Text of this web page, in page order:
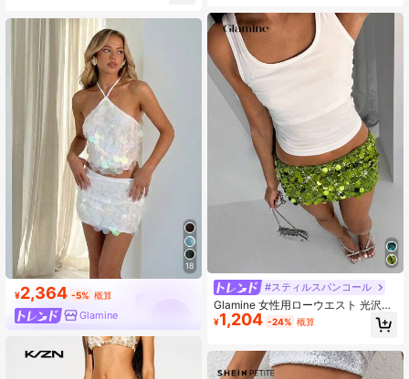
18
¥2,364 -5% 概算
Glamine
#スティルスパンコール
Glamine 女性用ローウエスト 光沢あ
るシーケンスボディコンミニスカー
ト、セクシーなシーケンススカート
ーツ
¥1,204 -24% 概算